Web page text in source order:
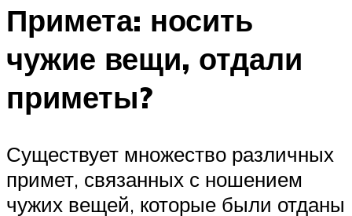
Примета: носить
чужие вещи, отдали
приметы?
Существует множество различных
примет, связанных с ношением
чужих вещей, которые были отданы